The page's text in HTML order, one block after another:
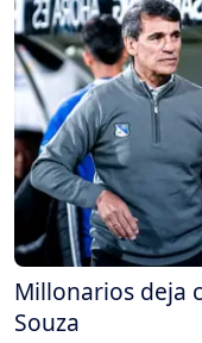
Millonarios deja
Souza